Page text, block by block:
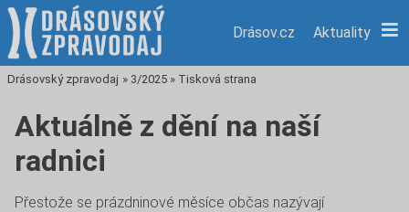
Drásov.cz Aktuality
Drásovský zpravodaj » 3/2025 » Tisková strana
Aktuálně z dění na naší
radnici
Přestože se prázdninové měsíce občas nazývají